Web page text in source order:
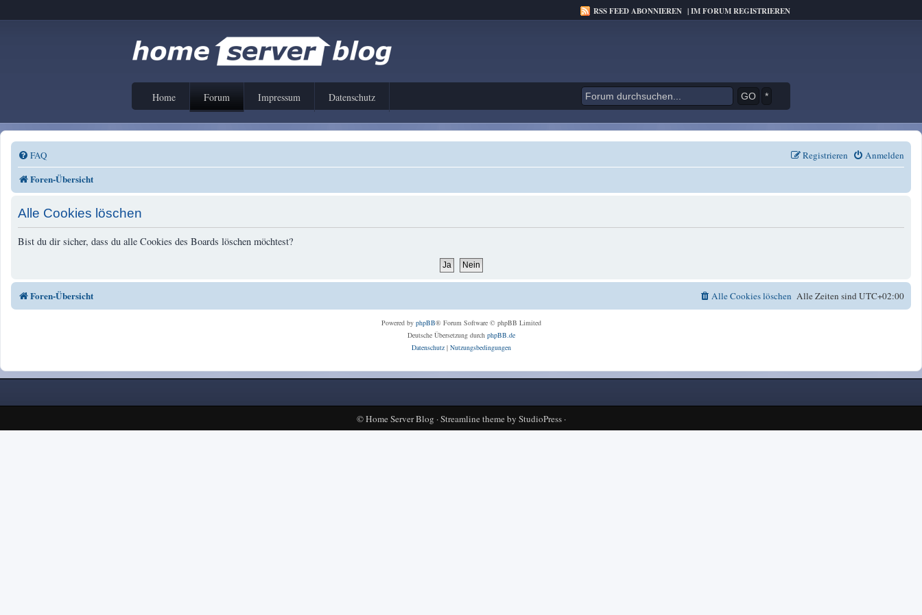
RSS FEED ABONNIEREN |IM FORUM REGISTRIEREN
Home Forum Impressum Datenschutz *
FAQ Anmelden
Registrieren
Foren-Übersicht
Alle Cookies löschen
Bist du dir sicher, dass du alle Cookies des Boards löschen möchtest?
Foren-Übersicht Alle Zeiten sindUTC+02:00
Alle Cookies löschen
Powered by phpBB® Forum Software © phpBB Limited
Deutsche Übersetzung durch phpBB.de
Datenschutz| Nutzungsbedingungen
©Home Server Blog ·Streamline themeby StudioPress·